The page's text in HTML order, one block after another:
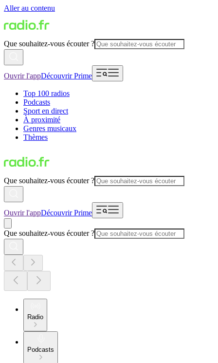
Aller au contenu
Que souhaitez-vous écouter ?
Ouvrir l'appDécouvrir Prime
Top 100 radios
Podcasts
Sport en direct
À proximité
Genres musicaux
Thèmes
Que souhaitez-vous écouter ?
Ouvrir l'appDécouvrir Prime
Que souhaitez-vous écouter ?
Radio
Podcasts